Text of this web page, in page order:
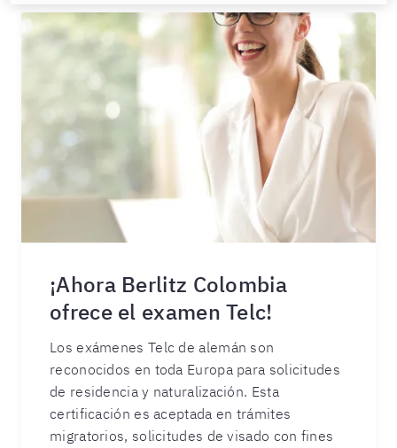
¡Ahora Berlitz Colombia
ofrece el examen Telc!
Los exámenes Telc de alemán son
reconocidos en toda Europa para solicitudes
de residencia y naturalización. Esta
certificación es aceptada en trámites
migratorios, solicitudes de visado con fines